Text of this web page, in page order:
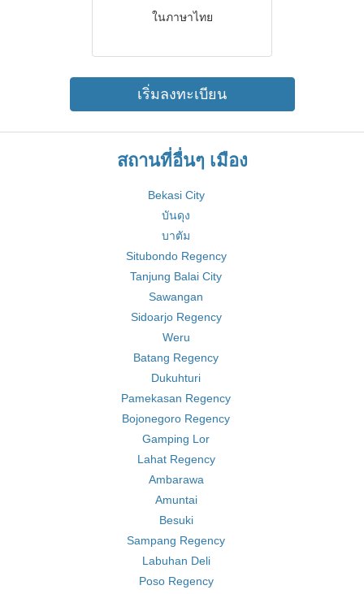
ในภาษาไทย
เริ่มลงทะเบียน
สถานที่อื่นๆ เมือง
Bekasi City
บันดุง
บาตัม
Situbondo Regency
Tanjung Balai City
Sawangan
Sidoarjo Regency
Weru
Batang Regency
Dukuhturi
Pamekasan Regency
Bojonegoro Regency
Gamping Lor
Lahat Regency
Ambarawa
Amuntai
Besuki
Sampang Regency
Labuhan Deli
Poso Regency